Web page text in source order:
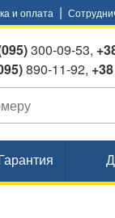
и оплата |
300-09-53,
890-11-92,